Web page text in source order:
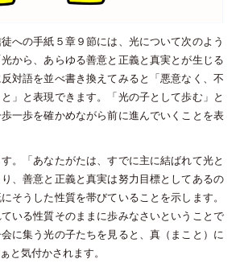
への手紙５章９節には、光について次のよう
から、あらゆる善意と正義と真実とが生じる
対語を並べ書き換えてみると「悪意なく、不
」と表現できます。「光の子として歩む」と
一歩を確かめながら前に進んでいくことを表
。「あなたがたは、すでに主に結ばれて光と
、善意と正義と真実は努力目標としてあるの
そうした性質を帯びていることを示します。
いる性質そのままに歩みなさいということで
に集う光の子たちを見ると、真（まこと）に
と気付かされます。